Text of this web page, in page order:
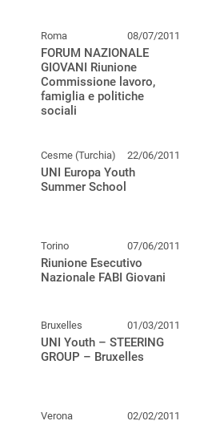
Roma 08/07/2011
FORUM NAZIONALE
GIOVANI Riunione
Commissione lavoro,
famiglia e politiche
sociali
Cesme (Turchia) 22/06/2011
UNI Europa Youth
Summer School
Torino 07/06/2011
Riunione Esecutivo
Nazionale FABI Giovani
Bruxelles 01/03/2011
UNI Youth – STEERING
GROUP – Bruxelles
Verona 02/02/2011